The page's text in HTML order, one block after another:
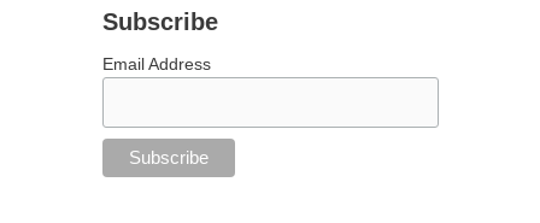
Subscribe
Email Address